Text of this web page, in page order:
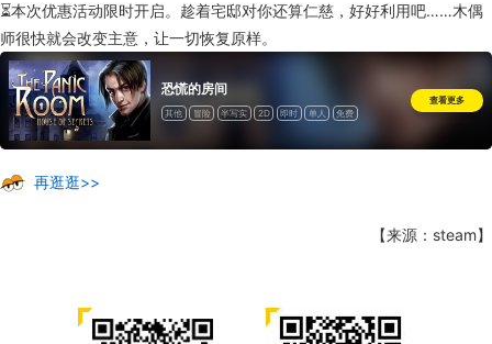
⏳本次优惠活动限时开启。趁着宅邸对你还算仁慈，好好利用吧……木偶
师很快就会改变主意，让一切恢复原样。
恐慌的房间
其他 冒险 半写实 2D 即时 单人 免费
查看更多
再逛逛>>
【来源：steam】